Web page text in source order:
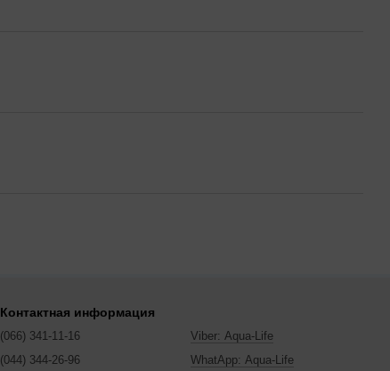
Контактная информация
(066) 341-11-16
(044) 344-26-96
Viber: Aqua-Life
WhatApp: Aqua-Life